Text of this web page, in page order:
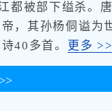
都被部下缢杀。
，其孙杨侗谥为
40多首。 更多